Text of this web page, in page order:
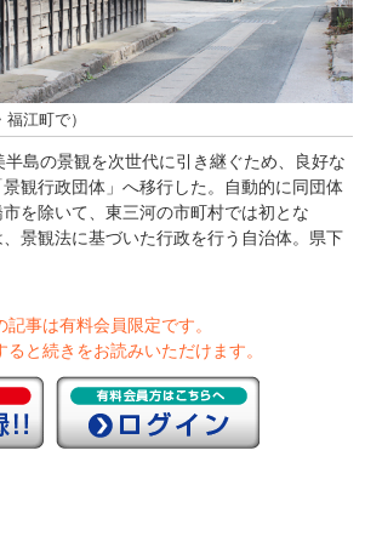
江町で）
島の景観を次世代に引き継ぐため、良好な
観行政団体」へ移行した。自動的に同団体
を除いて、東三河の市町村では初とな
景観法に基づいた行政を行う自治体。県下
記事は有料会員限定です。
ると続きをお読みいただけます。